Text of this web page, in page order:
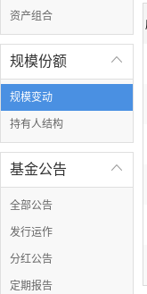
资产组合

规模份额
规模变动
持有人结构

基金公告
全部公告
发行运作
分红公告
定期报告